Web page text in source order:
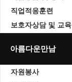
직업적응훈련
보호자상담 및 교육
아름다운만남
자원봉사